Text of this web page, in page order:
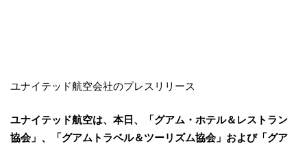
ユナイテッド航空会社のプレスリリース
ユナイテッド航空は、本日、「グアム・ホテル＆レストラン
協会」、「グアムトラベル＆ツーリズム協会」および「グア